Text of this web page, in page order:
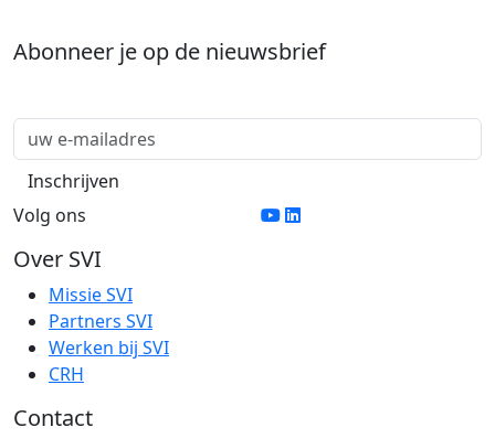
Abonneer je op de nieuwsbrief
Volg ons
Over SVI
Missie SVI
Partners SVI
Werken bij SVI
CRH
Contact